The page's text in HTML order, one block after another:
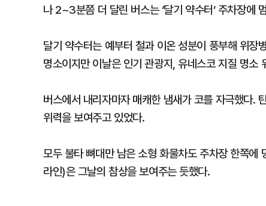
나 2~3분쯤 더 달린 버스는 ‘달기 약수터’ 주차장에
달기 약수터는 예부터 철과 이온 성분이 풍부해 위
명소이지만 이날은 인기 관광지, 유네스코 지질 명소
버스에서 내리자마자 매캐한 냄새가 코를 자극했다
위력을 보여주고 있었다.
모두 불타 뼈대만 남은 소형 화물차도 주차장 한쪽
라인)은 그날의 참상을 보여주는 듯했다.